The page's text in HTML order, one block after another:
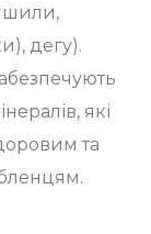
дегу).
які
та